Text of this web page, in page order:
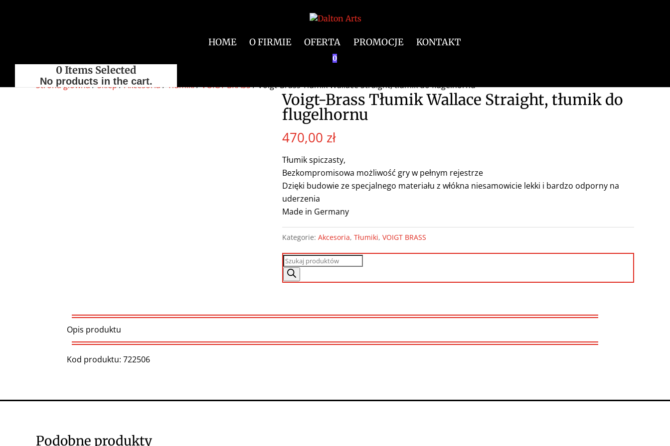
HOME O FIRMIE OFERTA PROMOCJE KONTAKT
0
0 Items Selected
No products in the cart.
Strona główna/Sklep/Akcesoria/Tłumiki/VOIGT BRASS/ Voigt-Brass Tłumik Wallace Straight, tłumik do flugelhornu
Voigt-Brass Tłumik Wallace Straight, tłumik do
flugelhornu
470,00 zł
Tłumik spiczasty,
Bezkompromisowa możliwość gry w pełnym rejestrze
Dzięki budowie ze specjalnego materiału z włókna niesamowicie lekki i bardzo odporny na
uderzenia
Made in Germany
Kategorie:Akcesoria,Tłumiki,VOIGT BRASS
Wyszukiwarka
produktów
Opis produktu
Kod produktu: 722506
Podobne produkty